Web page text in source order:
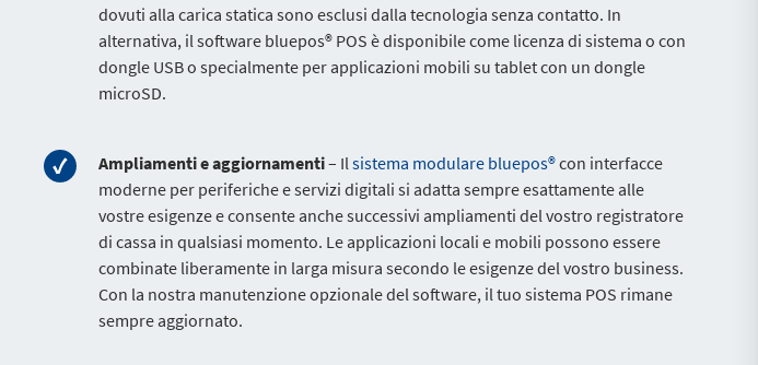
dovuti alla carica statica sono esclusi dalla tecnologia senza contatto. In
alternativa, il software bluepos® POS è disponibile come licenza di sistema o con
dongle USB o specialmente per applicazioni mobili su tablet con un dongle
microSD.
Ampliamenti e aggiornamenti– Ilsistema modulare bluepos®con interfacce
moderne per periferiche e servizi digitali si adatta sempre esattamente alle
vostre esigenze e consente anche successivi ampliamenti del vostro registratore
di cassa in qualsiasi momento. Le applicazioni locali e mobili possono essere
combinate liberamente in larga misura secondo le esigenze del vostro business.
Con la nostra manutenzione opzionale del software, il tuo sistema POS rimane
sempre aggiornato.